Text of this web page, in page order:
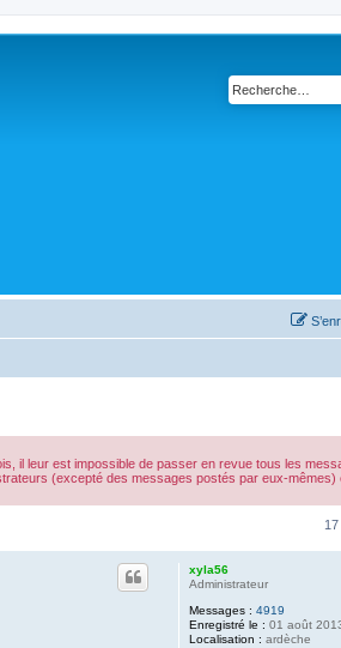
il leur est impossible de passer en revue tous les
(excepté des messages postés par eux-mêmes)
xyla56
Administrateur
Messages : 4919
Enregistré le : 01 août
Localisation : ardèche